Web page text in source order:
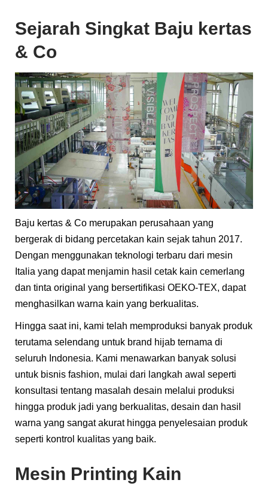
Sejarah Singkat Baju kertas
& Co
Baju kertas & Co merupakan perusahaan yang
bergerak di bidang percetakan kain sejak tahun 2017.
Dengan menggunakan teknologi terbaru dari mesin
Italia yang dapat menjamin hasil cetak kain cemerlang
dan tinta original yang bersertifikasi OEKO-TEX, dapat
menghasilkan warna kain yang berkualitas.
Hingga saat ini, kami telah memproduksi banyak produk
terutama selendang untuk brand hijab ternama di
seluruh Indonesia. Kami menawarkan banyak solusi
untuk bisnis fashion, mulai dari langkah awal seperti
konsultasi tentang masalah desain melalui produksi
hingga produk jadi yang berkualitas, desain dan hasil
warna yang sangat akurat hingga penyelesaian produk
seperti kontrol kualitas yang baik.
Mesin Printing Kain